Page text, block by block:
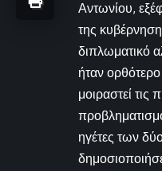
Αντωνίου,
της
διπλωματικό
ήταν
μοιραστεί τις
ηγέτες των